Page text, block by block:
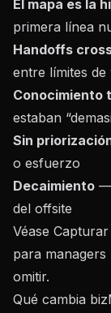
El mapa es la
primera línea
Handoffs
entre límites
Conocimiento
estaban
Sin
o esfuerzo
Decaimiento —
del offsite
Véase
para managers
omitir.
Qué cambia